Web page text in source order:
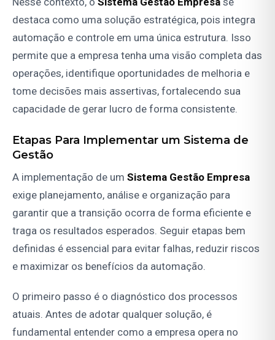
destaca como uma solução estratégica, pois integra
automação e controle em uma única estrutura. Isso
permite que a empresa tenha uma visão completa das
operações, identifique oportunidades de melhoria e
tome decisões mais assertivas, fortalecendo sua
capacidade de gerar lucro de forma consistente.
Etapas Para Implementar um Sistema de
Gestão
A implementação de um Sistema Gestão Empresa
exige planejamento, análise e organização para
garantir que a transição ocorra de forma eficiente e
traga os resultados esperados. Seguir etapas bem
definidas é essencial para evitar falhas, reduzir riscos
e maximizar os benefícios da automação.
O primeiro passo é o diagnóstico dos processos
atuais. Antes de adotar qualquer solução, é
fundamental entender como a empresa opera no